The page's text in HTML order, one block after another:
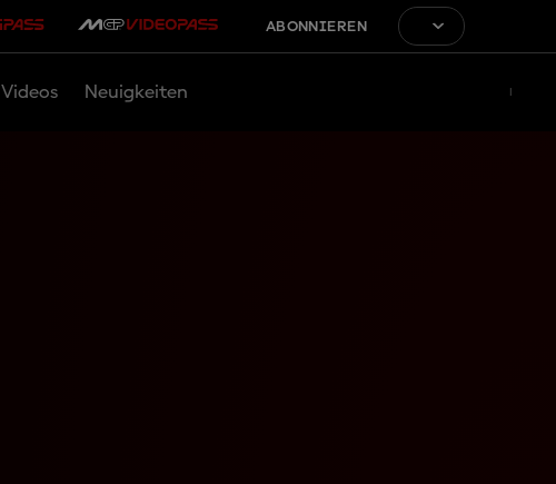
ABONNIEREN
Videos Neuigkeiten